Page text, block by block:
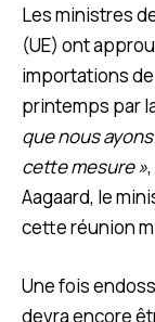
Les ministres
(UE) ont
importations
printemps par
que nous
cette mesure »
Aagaard, le
cette réunion
Une fois
devra encore